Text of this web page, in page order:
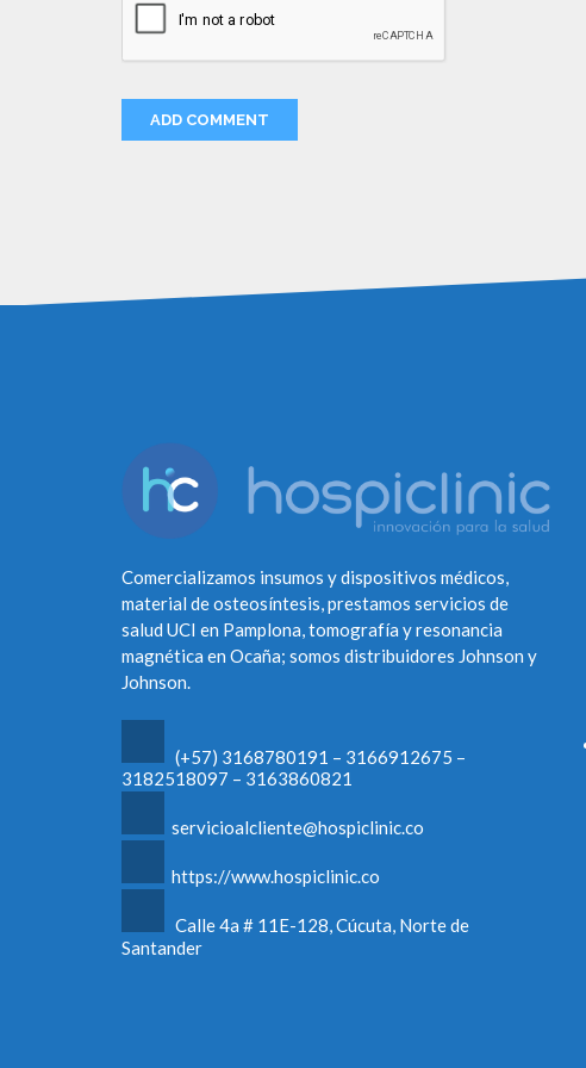
Comercializamos insumos y dispositivos médicos,
material de osteosíntesis, prestamos servicios de
salud UCI en Pamplona, tomografía y resonancia
magnética en Ocaña; somos distribuidores Johnson y
Johnson.
(+57) 3168780191 – 3166912675 –
3182518097 – 3163860821
servicioalcliente@hospiclinic.co
https://www.hospiclinic.co
Calle 4a # 11E-128, Cúcuta, Norte de
Santander